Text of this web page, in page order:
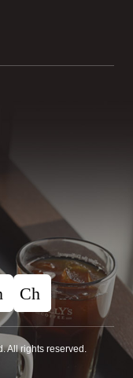
All rights reserved.